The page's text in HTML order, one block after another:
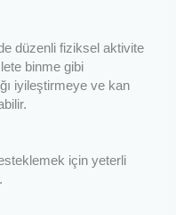
düzenli fiziksel aktivite
binme gibi
iyileştirmeye ve kan
için yeterli